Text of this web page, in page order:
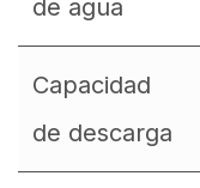
de agua
Capacidad
de descarga